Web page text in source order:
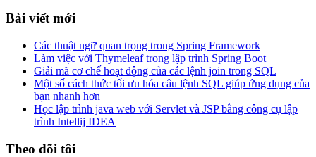
Bài viết mới
Các thuật ngữ quan trọng trong Spring Framework
Làm việc với Thymeleaf trong lập trình Spring Boot
Giải mã cơ chế hoạt động của các lệnh join trong SQL
Một số cách thức tối ưu hóa câu lệnh SQL giúp ứng dụng của
bạn nhanh hơn
Học lập trình java web với Servlet và JSP bằng công cụ lập
trình Intellij IDEA
Theo dõi tôi